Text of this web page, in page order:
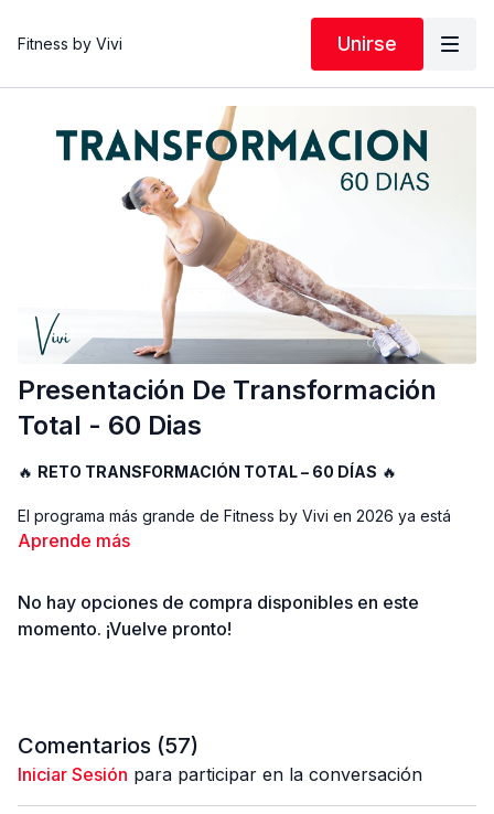
Fitness by Vivi Unirse
Presentación De Transformación
Total - 60 Dias
🔥 RETO TRANSFORMACIÓN TOTAL – 60 DÍAS 🔥
El programa más grande de Fitness by Vivi en 2026 ya está
aquí.
grasa, tonificación y transformación física real en 60 días. Es
un programa estructurado de 8 semanas, con progresión
Las inscripciones cierran el 28 de febrero. Después de esa
fecha no podrás entrar y tendrás que esperar la próxima
edición.
Aprende más
No hay opciones de compra disponibles en este
momento. ¡Vuelve pronto!
Comentarios (57)
Iniciar Sesión para participar en la conversación